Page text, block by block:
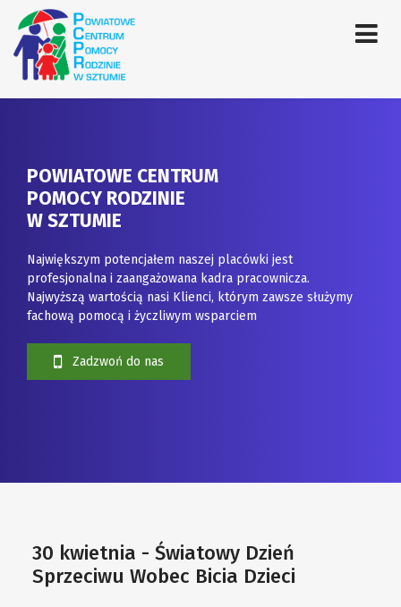
POWIATOWE CENTRUM
POMOCY RODZINIE
W SZTUMIE
Największym potencjałem naszej placówki jest
profesjonalna i zaangażowana kadra pracownicza.
Najwyższą wartością nasi Klienci, którym zawsze służymy
fachową pomocą i życzliwym wsparciem
Zadzwoń do nas
30 kwietnia - Światowy Dzień
Sprzeciwu Wobec Bicia Dzieci